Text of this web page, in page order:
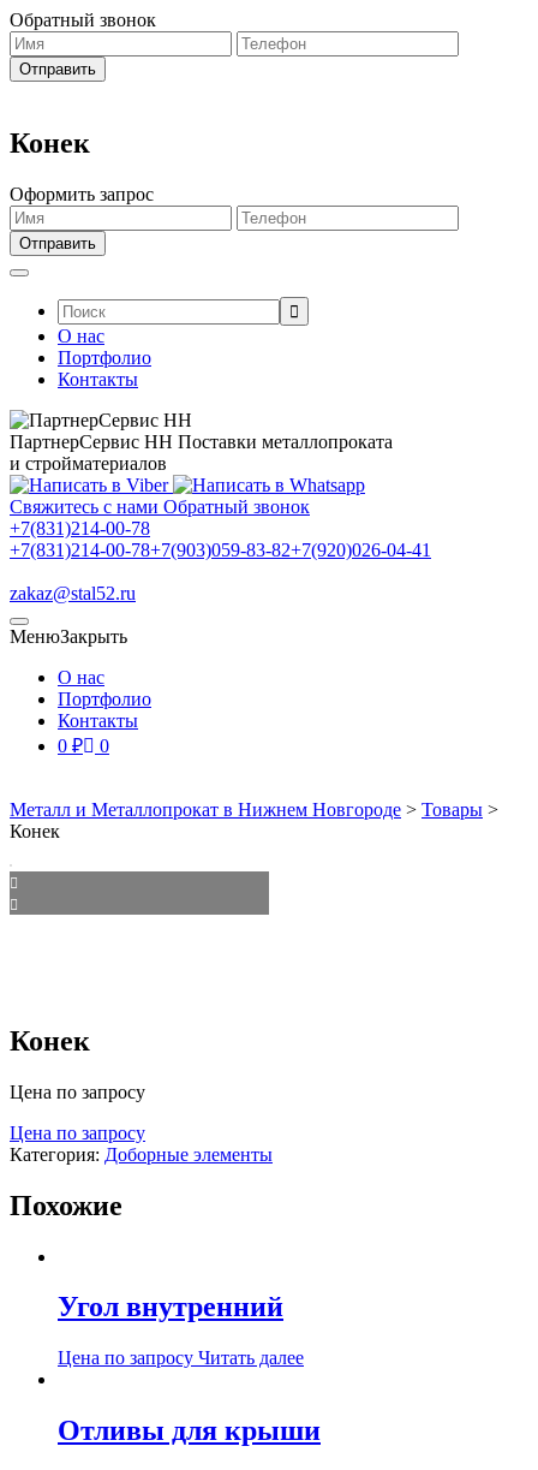
Обратный звонок
Конек
Оформить запрос
Поиск:
О нас
Портфолио
Контакты
ПартнерСервис НН Поставки металлопроката
и стройматериалов
Свяжитесь с нами Обратный звонок
+7(831)214-00-78
+7(831)214-00-78+7(903)059-83-82+7(920)026-04-41
zakaz@stal52.ru
МенюЗакрыть
О нас
Портфолио
Контакты
0 ₽ 0
Металл и Металлопрокат в Нижнем Новгороде > Товары >
Конек
Конек
Цена по запросу
Цена по запросу
Категория: Доборные элементы
Похожие
Угол внутренний
Цена по запросу Читать далее
Отливы для крыши